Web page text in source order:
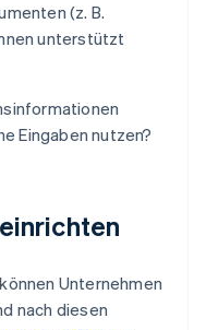
(z. B.
unterstützt
Eingaben nutzen?
Unternehmen
nach diesen